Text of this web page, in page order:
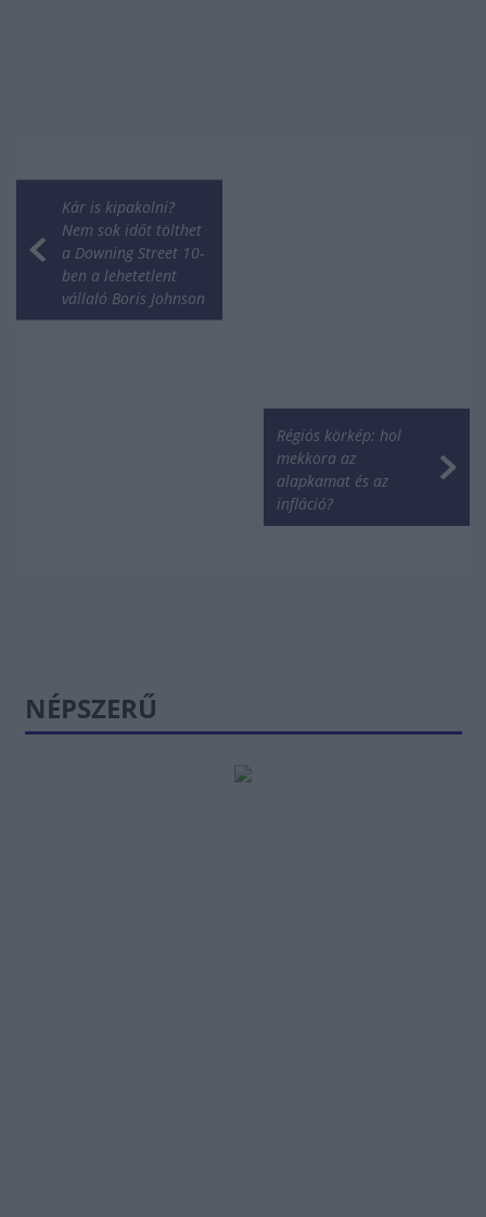
Kár is kipakolni?
Nem sok időt tölthet
a Downing Street 10-
ben a lehetetlent
vállaló Boris Johnson
Régiós körkép: hol
mekkora az
alapkamat és az
infláció?
NÉPSZERŰ